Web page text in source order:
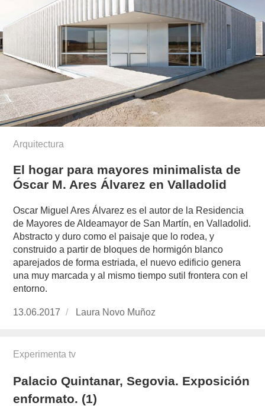
Arquitectura
El hogar para mayores minimalista de
Óscar M. Ares Álvarez en Valladolid
Oscar Miguel Ares Álvarez es el autor de la Residencia
de Mayores de Aldeamayor de San Martín, en Valladolid.
Abstracto y duro como el paisaje que lo rodea, y
construido a partir de bloques de hormigón blanco
aparejados de forma estriada, el nuevo edificio genera
una muy marcada y al mismo tiempo sutil frontera con el
entorno.
Publicado
13.06.2017
https://www.experimenta.es/author/laura-
Laura Novo Muñoz
Experimenta tv
Palacio Quintanar, Segovia. Exposición
enformato. (1)